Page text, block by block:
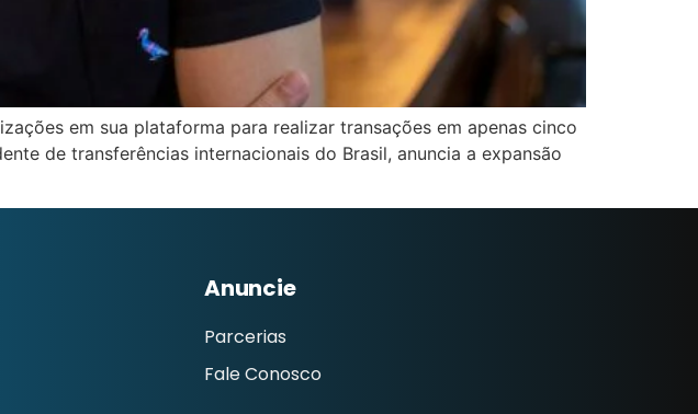
em sua plataforma para realizar transações em apenas cinco
de transferências internacionais do Brasil, anuncia a expansão
Anuncie
Parcerias
Fale Conosco